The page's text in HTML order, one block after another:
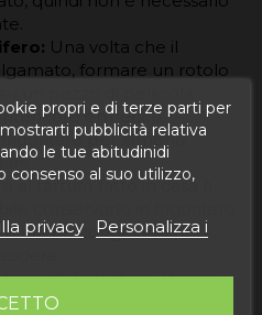
Una volta che il
formare un rotolo
ermetico.
per almeno
al tartufo fatto in casa è
conservarlo in frigorifero
anche congelarlo per
è possibile tostare il burro
ulteriormente il
propri e di terze parti per
pubblicità relativa
le tue abitudinidi
consenso al suo utilizzo,
privacy
Personalizza i